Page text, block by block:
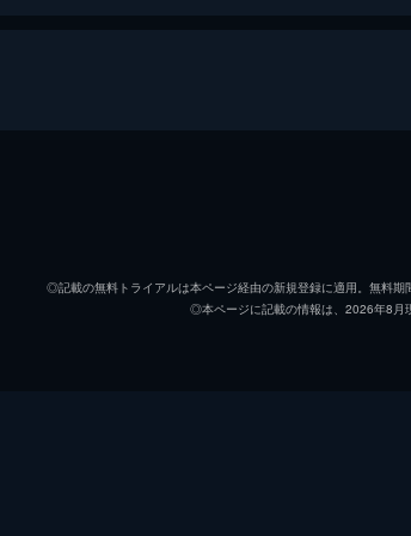
◎記載の無料トライアルは本ページ経由の新規登録に適用。無料期
◎本ページに記載の情報は、2026年8月